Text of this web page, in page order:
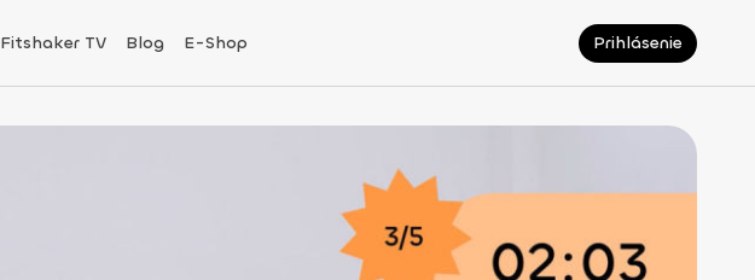
Fitshaker TV Blog E-Shop Prihlásenie